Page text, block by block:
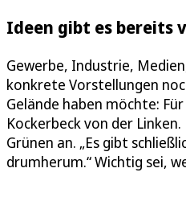
Ideen gibt es bereits
Gewerbe, Industrie,
konkrete Vorstellungen
Gelände haben möchte:
Kockerbeck von der
Grünen an. „Es gibt
drumherum.“ Wichtig sei,